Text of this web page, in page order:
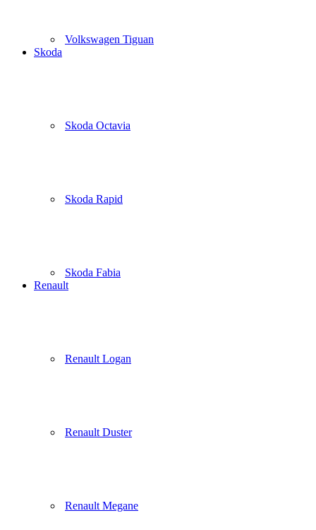
Volkswagen Tiguan
Skoda
Skoda Octavia
Skoda Rapid
Skoda Fabia
Renault
Renault Logan
Renault Duster
Renault Megane